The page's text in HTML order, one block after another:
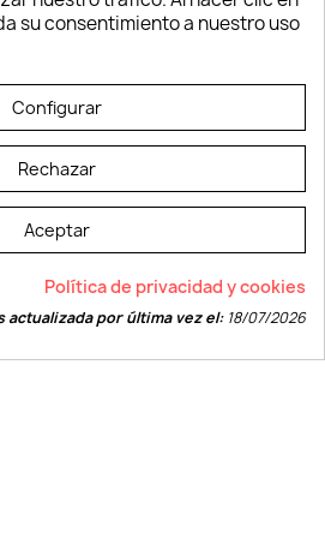
- 2026
accesible según las normas dictadas por la
W3C
su consentimiento a nuestro uso
Configurar
Rechazar
Aceptar
Política de privacidad y cookies
actualizada por última vez el:18/07/2026